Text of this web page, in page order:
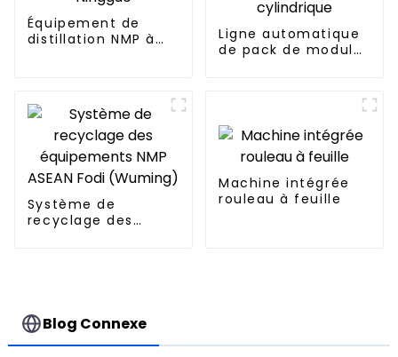
Équipement de
distillation NMP à
Ligne automatique
de pack de modules
Système de
recyclage des
Machine intégrée
rouleau à feuille
Blog Connexe